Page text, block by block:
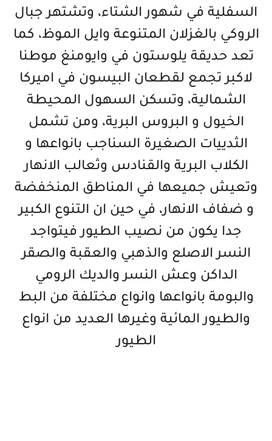
السفلية في شهور الشتاء، وتشتهر جبال
الروكي بالغزلان المتنوعة وايل الموظ، كما
تعد حديقة يلوستون في وايومنغ موطنا
لاكبر تجمع لقطعان البيسون في اميركا
الشمالية، وتسكن السهول المحيطة
الخيول و البروس البرية، ومن تشمل
الثدييات الصغيرة السناجب بانواعها و
الكلاب البرية والقنادس وثعالب الانهار
وتعيش جميعها في المناطق المنخفضة
و ضفاف الانهار، في حين ان التنوع الكبير
جدا يكون من نصيب الطيور فيتواجد
النسر الاصلع والذهبي والعقبة والصقر
الداكن وعش النسر والديك الرومي
والبومة بانواعها وانواع مختلفة من البط
والطيور المائية وغيرها العديد من انواع
الطيور